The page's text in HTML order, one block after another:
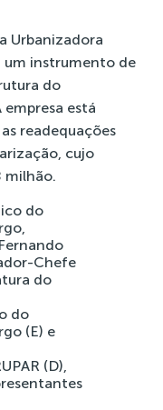
Urbanizadora
um instrumento de
do
está
readequações
cujo
milhão.
do
(E) e
(D),